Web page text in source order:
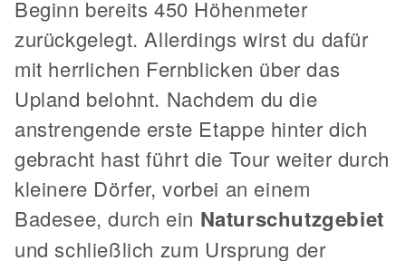
Beginn bereits 450 Höhenmeter
zurückgelegt. Allerdings wirst du dafür
mit herrlichen Fernblicken über das
Upland belohnt. Nachdem du die
anstrengende erste Etappe hinter dich
gebracht hast führt die Tour weiter durch
kleinere Dörfer, vorbei an einem
Badesee, durch ein Naturschutzgebiet
und schließlich zum Ursprung der